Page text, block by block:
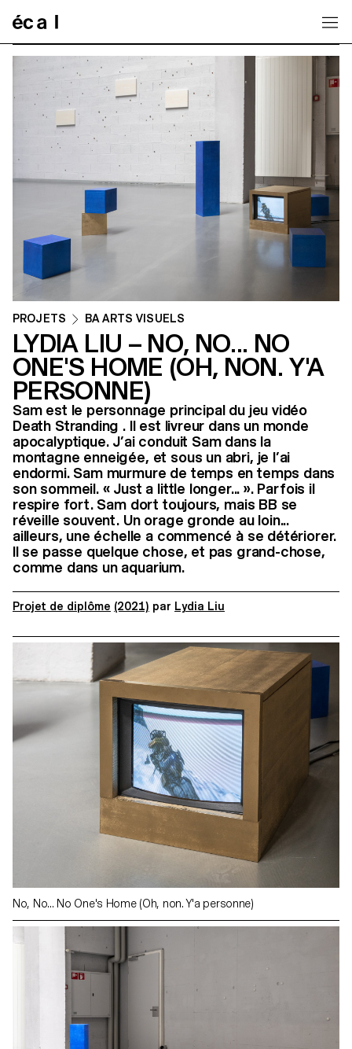
PROJETS BA ARTS VISUELS
LYDIA LIU – NO, NO... NO
ONE'S HOME (OH, NON. Y'A
PERSONNE)
Sam est le personnage principal du jeu vidéo
Death Stranding . Il est livreur dans un monde
apocalyptique. J’ai conduit Sam dans la
montagne enneigée, et sous un abri, je l’ai
endormi. Sam murmure de temps en temps dans
son sommeil. « Just a little longer... ». Parfois il
respire fort. Sam dort toujours, mais BB se
réveille souvent. Un orage gronde au loin...
ailleurs, une échelle a commencé à se détériorer.
Il se passe quelque chose, et pas grand-chose,
comme dans un aquarium.
Projet de diplôme (2021) par Lydia Liu
No, No... No One's Home (Oh, non. Y'a personne)